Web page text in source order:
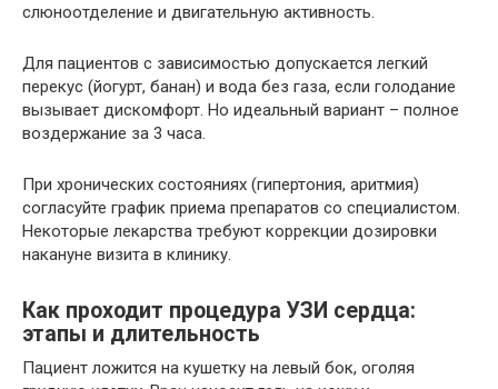
слюноотделение и двигательную активность.
Для пациентов с зависимостью допускается легкий
перекус (йогурт, банан) и вода без газа, если голодание
вызывает дискомфорт. Но идеальный вариант – полное
воздержание за 3 часа.
При хронических состояниях (гипертония, аритмия)
согласуйте график приема препаратов со специалистом.
Некоторые лекарства требуют коррекции дозировки
накануне визита в клинику.
Как проходит процедура УЗИ сердца:
этапы и длительность
Пациент ложится на кушетку на левый бок, оголяя